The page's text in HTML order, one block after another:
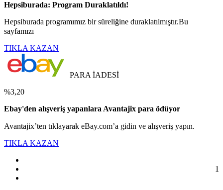
Hepsiburada: Program Duraklatıldı!
Hepsiburada programımız bir süreliğine duraklatılmıştır.Bu
sayfamızı
TIKLA KAZAN
PARA İADESİ
%3,20
Ebay'den alışveriş yapanlara Avantajix para ödüyor
Avantajix’ten tıklayarak eBay.com’a gidin ve alışveriş yapın.
TIKLA KAZAN
1